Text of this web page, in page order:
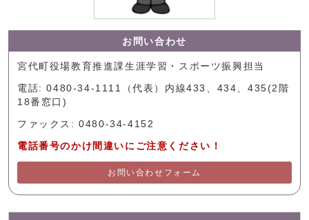
お問い合わせ
宮代町役場教育推進課生涯学習・スポーツ振興担当
電話: 0480-34-1111（代表）内線433、434、435(2階
18番窓口)
ファックス: 0480-34-4152
電話番号のかけ間違いにご注意ください！
お問い合わせフォーム